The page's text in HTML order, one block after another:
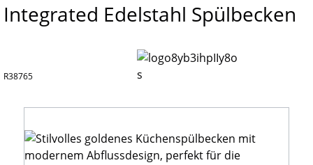
Integrated Edelstahl Spülbecken
R38765